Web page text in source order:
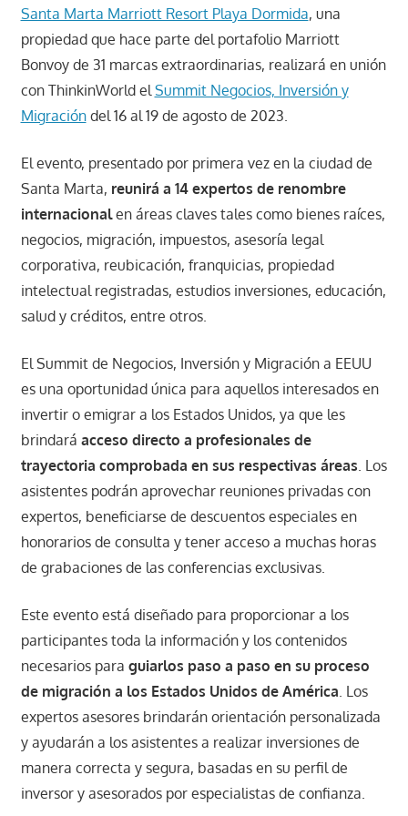
Santa Marta Marriott Resort Playa Dormida, una
propiedad que hace parte del portafolio Marriott
Bonvoy de 31 marcas extraordinarias, realizará en unión
con ThinkinWorld elSummit Negocios, Inversión y
Migracióndel 16 al 19 de agosto de 2023.
El evento, presentado por primera vez en la ciudad de
Santa Marta, reunirá a 14 expertos de renombre
internacionalen áreas claves tales como bienes raíces,
negocios, migración, impuestos, asesoría legal
corporativa, reubicación, franquicias, propiedad
intelectual registradas, estudios inversiones, educación,
salud y créditos, entre otros.
El Summit de Negocios, Inversión y Migración a EEUU
es una oportunidad única para aquellos interesados en
invertir o emigrar a los Estados Unidos, ya que les
brindará acceso directo a profesionales de
trayectoria comprobada en sus respectivas áreas. Los
asistentes podrán aprovechar reuniones privadas con
expertos, beneficiarse de descuentos especiales en
honorarios de consulta y tener acceso a muchas horas
de grabaciones de las conferencias exclusivas.
Este evento está diseñado para proporcionar a los
participantes toda la información y los contenidos
necesarios para guiarlos paso a paso en su proceso
de migración a los Estados Unidos de América. Los
expertos asesores brindarán orientación personalizada
y ayudarán a los asistentes a realizar inversiones de
manera correcta y segura, basadas en su perfil de
inversor y asesorados por especialistas de confianza.